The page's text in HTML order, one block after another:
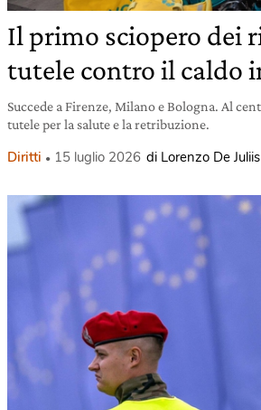
Il primo sciopero dei
tutele contro il caldo
Succede a Firenze, Milano e Bologna. Al
tutele per la salute e la retribuzione.
Diritti 15 luglio 2026 di Lorenzo De Juliis